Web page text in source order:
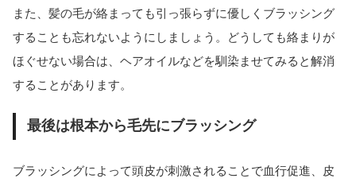
また、髪の毛が絡まっても引っ張らずに優しくブラッシング
することも忘れないようにしましょう。どうしても絡まりが
ほぐせない場合は、ヘアオイルなどを馴染ませてみると解消
することがあります。
最後は根本から毛先にブラッシング
ブラッシングによって頭皮が刺激されることで血行促進、皮